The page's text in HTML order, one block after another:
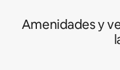
Amenidades y